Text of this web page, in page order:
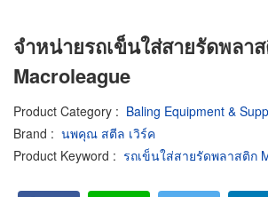
จำหน่ายรถเข็นใส่สายรัดพลา
Macroleague
Product Category : Baling Equipment &
Brand : นพคุณ สตีล เวิร์ค
Product Keyword : รถเข็นใส่สายรัดพลาสติก